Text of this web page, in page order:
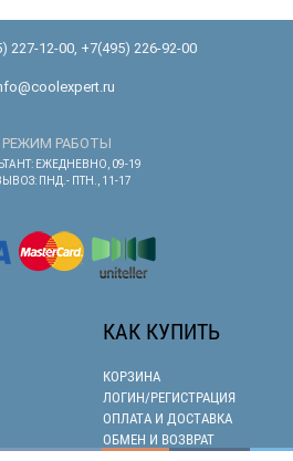
227-12-00, +7(495) 226-92-00
РАБОТЫ
ЕЖЕДНЕВНО, 09-19
ПНД.- ПТН., 11-17
КАК КУПИТЬ
КОРЗИНА
ЛОГИН/РЕГИСТРАЦИЯ
ОПЛАТА И ДОСТАВКА
ОБМЕН И ВОЗВРАТ